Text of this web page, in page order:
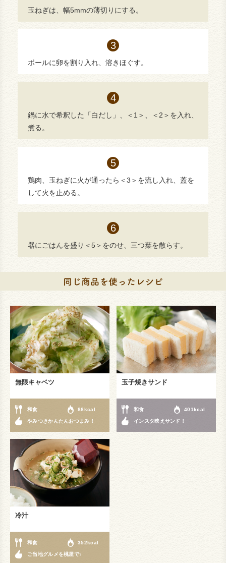
玉ねぎは、幅5mmの薄切りにする。
ボールに卵を割り入れ、溶きほぐす。
鍋に水で希釈した「白だし」、＜1＞、＜2＞を入れ、
煮る。
鶏肉、玉ねぎに火が通ったら＜3＞を流し入れ、蓋を
して火を止める。
器にごはんを盛り＜5＞をのせ、三つ葉を散らす。
無限キャベツ
和食 88kcal
やみつきかんたんおつまみ！
玉子焼きサンド
和食 401kcal
インスタ映えサンド！
冷汁
和食 352kcal
ご当地グルメを桃屋で♪